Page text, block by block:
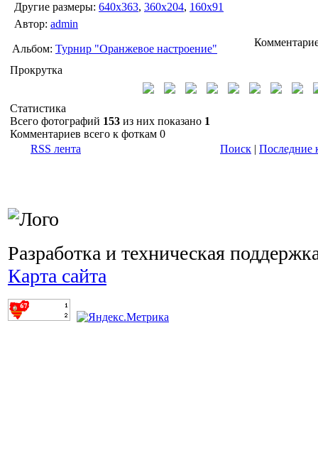
Другие размеры: 640x363, 360x204, 160x91
Автор: admin
Альбом: Турнир "Оранжевое настроение"
Прокрутка
Статистика
Всего фотографий 153 из них показано 1
Комментариев всего к фоткам 0
RSS лента
Поиск | Последние
Разработка и техническая
Карта сайта